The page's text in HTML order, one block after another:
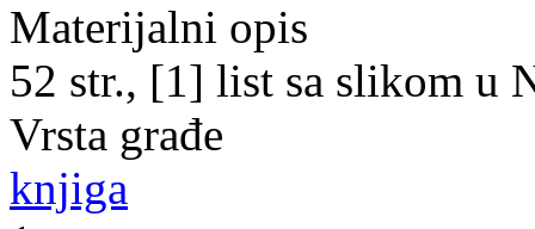
Materijalni opis
52 str., [1] list sa slikom u
Vrsta građe
knjiga